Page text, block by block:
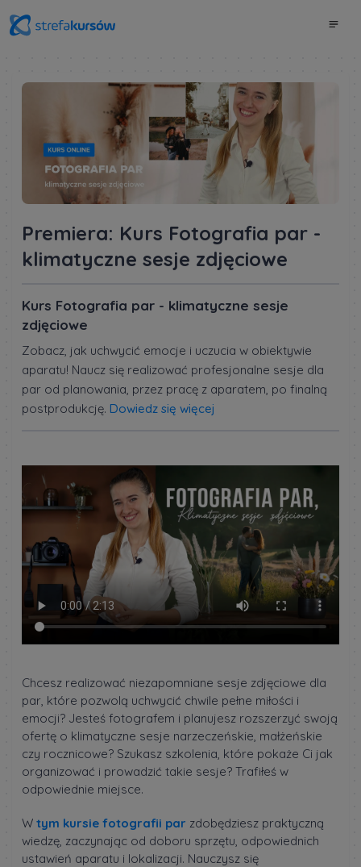
Premiera: Kurs Fotografia par -
klimatyczne sesje zdjęciowe
Kurs Fotografia par - klimatyczne sesje
zdjęciowe
Zobacz, jak uchwycić emocje i uczucia w obiektywie
aparatu! Naucz się realizować profesjonalne sesje dla
par od planowania, przez pracę z aparatem, po finalną
postprodukcję. Dowiedz się więcej
Chcesz realizować niezapomniane sesje zdjęciowe dla
par, które pozwolą uchwycić chwile pełne miłości i
emocji? Jesteś fotografem i planujesz rozszerzyć swoją
ofertę o klimatyczne sesje narzeczeńskie, małżeńskie
czy rocznicowe? Szukasz szkolenia, które pokaże Ci jak
organizować i prowadzić takie sesje? Trafiłeś w
odpowiednie miejsce.
W tym kursie fotografii par zdobędziesz praktyczną
wiedzę, zaczynając od doboru sprzętu, odpowiednich
ustawień aparatu i lokalizacji. Nauczysz się